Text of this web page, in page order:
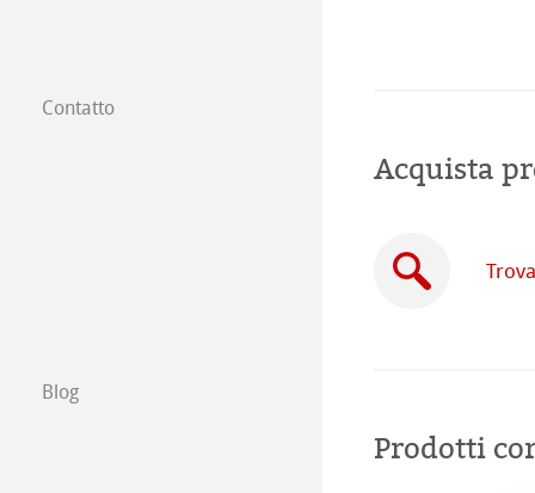
Contatto
Trova un
Blog
Acquista
Prodotti